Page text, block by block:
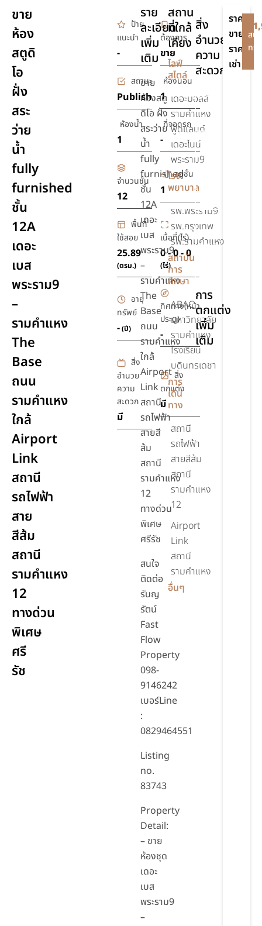
ขาย
ห้อง
สตูดิ
โอ
ฝั่ง
สระ
ว่าย
น้ำ
fully
furnished
ชั้น
12A
เดอะ
เบส
พระราม9
–
รามคำแหง
The
Base
ถนน
รามคำแหง
ใกล้
Airport
Link
สถานี
รถไฟฟ้า
สาย
สีส้ม
สถานี
รามคำแหง
12
ทางด่วน
พิเศษ
ศรี
รัช
ป้าย
แนะนำ
-
ต้องการ
ขาย
สถานะ
Publish
ห้องนอน
1
ห้องน้ำ
1
ที่จอดรถ
-
จำนวนชั้น
12
อยู่ชั้น
1
พื้นที่
ใช้สอย
25.89
(ตรม.)
เนื้อที่(ไร่)
0 - 0 - 0
(ไร่)
อายุ
ทรัพย์
-(ปี)
ทิศทาง(หน้า
ประตู)
-
สิ่ง
อำนวย
ความ
สะดวก
มี
สิ่ง
ตกแต่ง
มี
ราย
ละเอียด
เพิ่ม
เติม
ขาย
ห้องสตู
ดิโอ ฝั่ง
สระว่าย
น้ำ
fully
furnished
ชั้น
12A
เดอะ
เบส
พระราม9
–
รามคำแหง
The
Base
ถนน
รามคำแหง
ใกล้
Airport
Link
สถานี
รถไฟฟ้า
สายสี
ส้ม
สถานี
รามคำแหง
12
ทางด่วน
พิเศษ
ศรีรัช
สนใจ
ติดต่อ
รันญ
รัตน์
Fast
Flow
Property
098-
9146242
เบอร์Line
:
0829464551
Listing
no.
83743
Property
Detail:
– ขาย
ห้องชุด
เดอะ
เบส
พระราม9
–
สถาน
ที่ใกล้
เคียง
ไลฟ์
สไตล์
เดอะมอลล์
รามคำแหง
ฟู้ดแลนด์
เดอะไนน์
พระราม9
โรง
พยาบาล
รพ.พระราม9
รพ.กรุงเทพ
รพ.รามคำแหง
สถาบัน
การ
ศึกษา
ABAC
มหาวิทยาลัย
รามคำแหง
โรงเรียน
บดินทรเดชา
การ
เดิน
ทาง
สถานี
รถไฟฟ้า
สายสีส้ม
สถานี
รามคำแหง
12
Airport
Link
สถานี
รามคำแหง
อื่นๆ
สิ่ง
อำนวย
ความ
สะดวก
สระ
ว่าย
น้ำ
อ่างจา
กุซซี
อากาศ
ความ
ปลอดภัย
ยิม,ฟิตเนส
การ
ตกแต่ง
เพิ่ม
เติม
ราคา
ขาย
฿
ราคา
เช่า
สน
ทรั